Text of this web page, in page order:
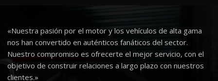
«Nuestra pasión por el motor y los vehículos de alta gama
nos han convertido en auténticos fanáticos del sector.
Nuestro compromiso es ofrecerte el mejor servicio, con el
objetivo de construir relaciones a largo plazo con nuestros
clientes.»